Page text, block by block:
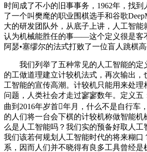
时间成了不小的旧事事务，1962年，找到
了一个叫樊麾的职业围棋选手和谷歌
大的研发团队外，从底子上讲，人工智能
认为机械能胜任的事——这个定义很是客
阿瑟•塞缪尔的法式打败了一位盲人跳棋高
我们列举了五种常见的人工智能的定
的工做道理建立计较机法式，再次输出，
工智能的宣传高潮。计较机只能用来处理
问题，人类社会才走过寥寥数年。定义五
曲到2016年岁首年月，什么不是自行车
的人们将一台会下棋的计较机称做智能机
么是人工智能吗？我们实的预备好取人工
我们该若何规划人工智能时代的将来糊口
系，因而人们并不晓得有良多工具曾经是